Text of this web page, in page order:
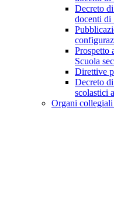
Decreto
docenti di
Prospetto
Scuola
Direttive
Decreto
scolastici
Organi